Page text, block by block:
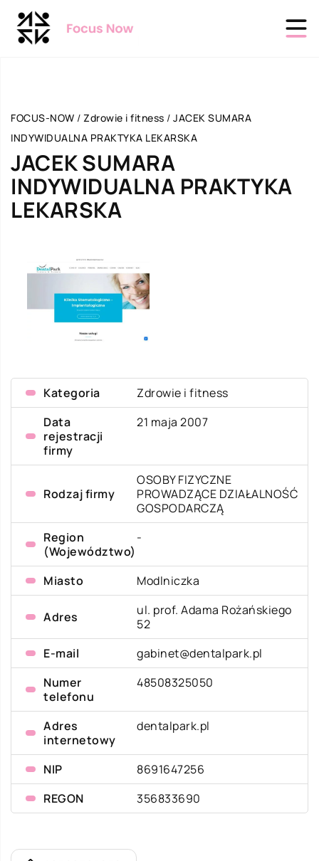
FOCUS-NOW / Zdrowie i fitness / JACEK SUMARA
INDYWIDUALNA PRAKTYKA LEKARSKA
JACEK SUMARA
INDYWIDUALNA PRAKTYKA
LEKARSKA
Kategoria
Zdrowie i fitness
Data
rejestracji
firmy
21 maja 2007
Rodzaj firmy
OSOBY FIZYCZNE
PROWADZĄCE DZIAŁALNOŚĆ
GOSPODARCZĄ
Region
(Województwo)
-
Miasto Modlniczka
Adres
ul. prof. Adama Rożańskiego
52
E-mail
gabinet@dentalpark.pl
Numer
telefonu
48508325050
Adres
internetowy
dentalpark.pl
NIP
8691647256
REGON
356833690